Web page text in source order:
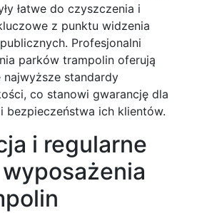
łatwe do czyszczenia i
z punktu widzenia
Profesjonalni
parków trampolin oferują
najwyższe standardy
co stanowi gwarancję dla
bezpieczeństwa ich klientów.
i regularne